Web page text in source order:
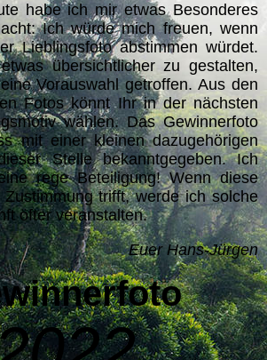
habe ich mir etwas Besonderes
Ich würde mich freuen, wenn
Lieblingsfoto abstimmen würdet.
übersichtlicher zu gestalten,
Vorauswahl getroffen. Aus den
Fotos könnt Ihr in der nächsten
wählen. Das Gewinnerfoto
mit einer kleinen dazugehörigen
Stelle bekanntgegeben. Ich
rege Beteiligung! Wenn diese
trifft, werde ich solche
öfter veranstalten.
Euer Hans-Jürgen